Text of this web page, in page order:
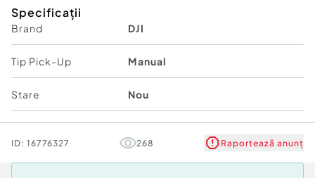
Specificații
Brand DJI
Tip Pick-Up Manual
Stare Nou
ID: 16776327 268 Raportează anunț